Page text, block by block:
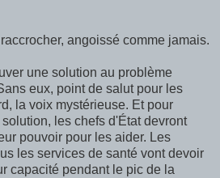
angoissé comme jamais.
une solution au problème
eux, point de salut pour les
la voix mystérieuse. Et pour
les chefs d'État devront
pouvoir pour les aider. Les
les services de santé vont devoir
capacité pendant le pic de la